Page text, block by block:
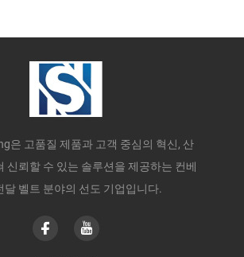
은 고품질 제품과 고객 중심의 혁신, 산
신뢰할 수 있는 솔루션을 제공하는 컨베
달 벨트 분야의 선도 기업입니다.